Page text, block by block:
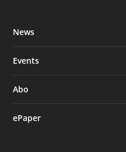
News
Events
Abo
ePaper